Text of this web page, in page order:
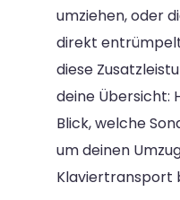
umziehen, oder
direkt
diese
deine Übersicht:
Blick, welche
um deinen
Klaviertransport